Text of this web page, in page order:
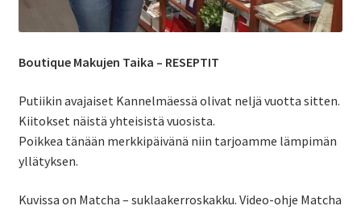
Boutique Makujen Taika – RESEPTIT
Putiikin avajaiset Kannelmäessä olivat neljä vuotta sitten.
Kiitokset näistä yhteisistä vuosista.
Poikkea tänään merkkipäivänä niin tarjoamme lämpimän
yllätyksen.
Kuvissa on Matcha – suklaakerroskakku. Video-ohje Matcha